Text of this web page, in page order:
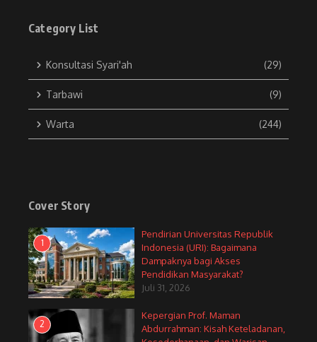
Category List
Konsultasi Syari'ah (29)
Tarbawi (9)
Warta (244)
Cover Story
1
Pendirian Universitas Republik
Indonesia (URI): Bagaimana
Dampaknya bagi Akses
Pendidikan Masyarakat?
Juli 31, 2026
2
Kepergian Prof. Maman
Abdurrahman: Kisah Keteladanan,